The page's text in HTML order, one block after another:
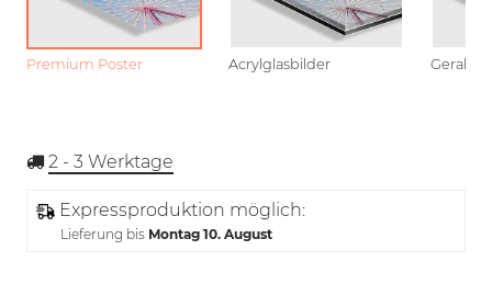
Premium Poster Acrylglasbilder
2 - 3 Werktage
Expressproduktion möglich:
Lieferung bis Montag 10. August